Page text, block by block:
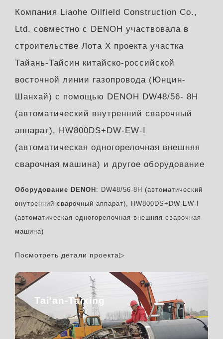
Компания Liaohe Oilfield Construction Co.,
Ltd. совместно с DENOH участвовала в
строительстве Лота X проекта участка
Тайань-Тайсин китайско-российской
восточной линии газопровода (Юнцин-
Шанхай) с помощью DENOH DW48/56- 8H
(автоматический внутренний сварочный
аппарат), HW800DS+DW-EW-I
(автоматическая одногорелочная внешняя
сварочная машина) и другое оборудование
Оборудование DENOH : DW48/56-8H (автоматический
внутренний сварочный аппарат), HW800DS+DW-EW-I
(автоматическая одногорелочная внешняя сварочная
машина)
Посмотреть детали проекта▷
Tai'an-Taixing